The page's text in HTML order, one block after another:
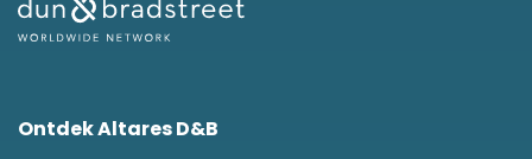
Ontdek Altares D&B